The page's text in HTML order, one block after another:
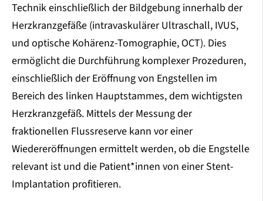
Technik einschließlich der Bildgebung innerhalb der
Herzkranzgefäße (intravaskulärer Ultraschall, IVUS,
und optische Kohärenz-Tomographie, OCT). Dies
ermöglicht die Durchführung komplexer Prozeduren,
einschließlich der Eröffnung von Engstellen im
Bereich des linken Hauptstammes, dem wichtigsten
Herzkranzgefäß. Mittels der Messung der
fraktionellen Flussreserve kann vor einer
Wiedereröffnungen ermittelt werden, ob die Engstelle
relevant ist und die Patient*innen von einer Stent-
Implantation profitieren.